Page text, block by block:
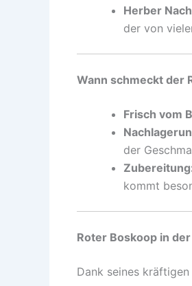
Herber
der von
Wann schmeckt der
Frisch vom
der
kommt
Roter Boskoop in
Dank seines